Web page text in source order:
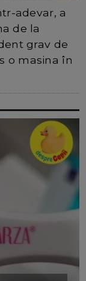
adevar, a
de la
grav de
o masina în